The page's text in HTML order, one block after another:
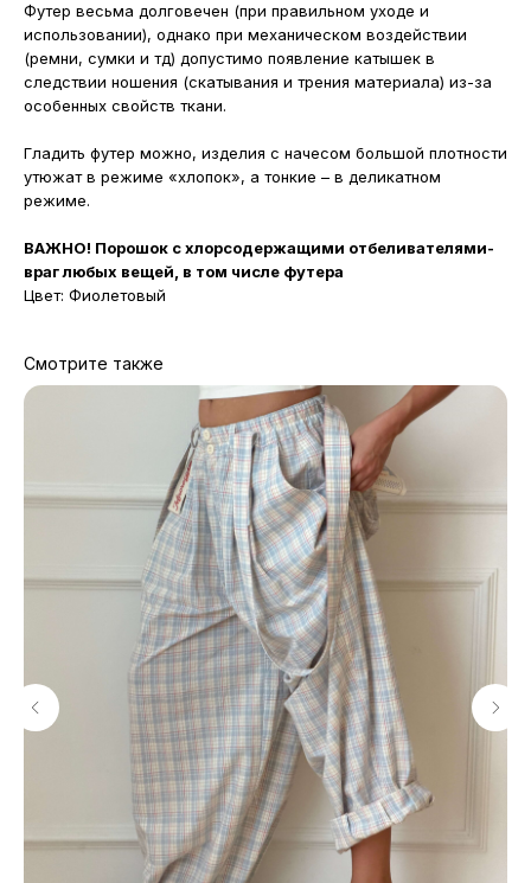
Футер весьма долговечен (при правильном уходе и
использовании), однако при механическом воздействии
(ремни, сумки и тд) допустимо появление катышек в
следствии ношения (скатывания и трения материала) из-за
особенных свойств ткани.
Гладить футер можно, изделия с начесом большой плотности
утюжат в режиме «хлопок», а тонкие – в деликатном
режиме.
ВАЖНО! Порошок с хлорсодержащими отбеливателями-
враг любых вещей, в том числе футера
Цвет: Фиолетовый
Смотрите также
МАГАЗИНЫ
Потрогать, примерить,
ВЛЮБИТЬСЯ И КУПИТЬ
наш бренд вы можете по адресу